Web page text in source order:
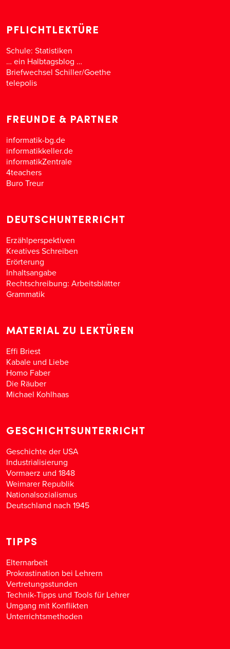
PFLICHTLEKTÜRE
Schule: Statistiken
… ein Halbtagsblog …
Briefwechsel Schiller/Goethe
telepolis
FREUNDE & PARTNER
informatik-bg.de
informatikkeller.de
informatikZentrale
4teachers
Buro Treur
DEUTSCHUNTERRICHT
Erzählperspektiven
Kreatives Schreiben
Erörterung
Inhaltsangabe
Rechtschreibung: Arbeitsblätter
Grammatik
MATERIAL ZU LEKTÜREN
Effi Briest
Kabale und Liebe
Homo Faber
Die Räuber
Michael Kohlhaas
GESCHICHTSUNTERRICHT
Geschichte der USA
Industrialisierung
Vormaerz und 1848
Weimarer Republik
Nationalsozialismus
Deutschland nach 1945
TIPPS
Elternarbeit
Prokrastination bei Lehrern
Vertretungsstunden
Technik-Tipps und Tools für Lehrer
Umgang mit Konflikten
Unterrichtsmethoden